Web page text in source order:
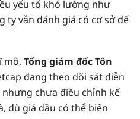
yếu tố khó lường như
ty vẫn đánh giá có cơ sở để
mô, Tổng giám đốc Tôn
đang theo dõi sát diễn
chưa điều chỉnh kế
dù giá dầu có thể biến